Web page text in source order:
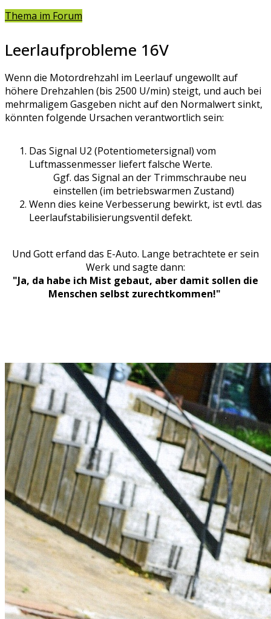
Thema im Forum
Leerlaufprobleme 16V
Wenn die Motordrehzahl im Leerlauf ungewollt auf
höhere Drehzahlen (bis 2500 U/min) steigt, und auch bei
mehrmaligem Gasgeben nicht auf den Normalwert sinkt,
könnten folgende Ursachen verantwortlich sein:
Das Signal U2 (Potentiometersignal) vom
Luftmassenmesser liefert falsche Werte.
Ggf. das Signal an der Trimmschraube neu
einstellen (im betriebswarmen Zustand)
Wenn dies keine Verbesserung bewirkt, ist evtl. das
Leerlaufstabilisierungsventil defekt.
Und Gott erfand das E-Auto. Lange betrachtete er sein
Werk und sagte dann:
"Ja, da habe ich Mist gebaut, aber damit sollen die
Menschen selbst zurechtkommen!"